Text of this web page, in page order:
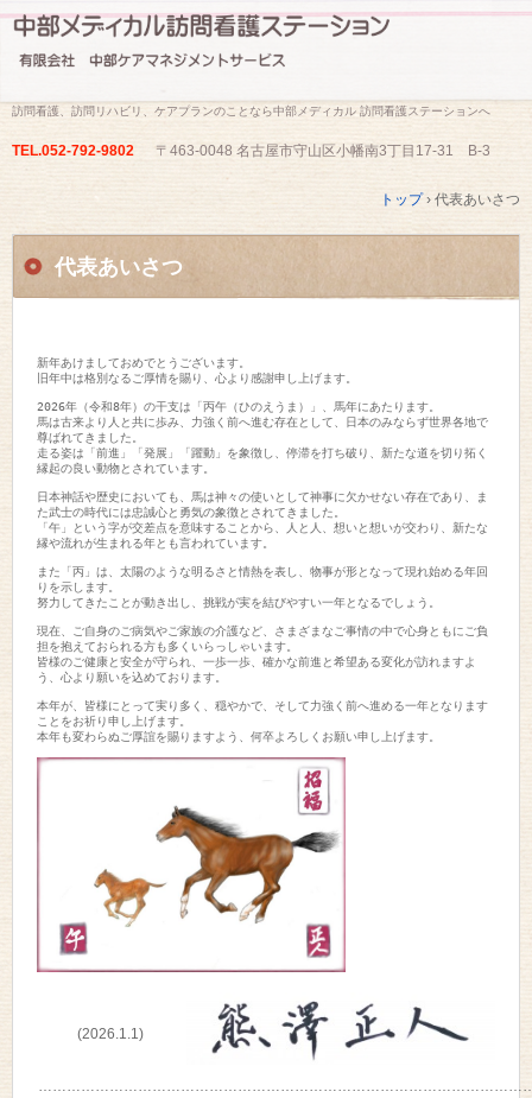
訪問看護、訪問リハビリ、ケアプランのことなら中部メディカル 訪問看護ステーションへ
TEL.052-792-9802 〒463-0048 名古屋市守山区小幡南3丁目17-31 B-3
トップ› 代表あいさつ
代表あいさつ
新年あけましておめでとうございます。
旧年中は格別なるご厚情を賜り、心より感謝申し上げます。
2026年（令和8年）の干支は「丙午（ひのえうま）」、馬年にあたります。
馬は古来より人と共に歩み、力強く前へ進む存在として、日本のみならず世界各地で
尊ばれてきました。
走る姿は「前進」「発展」「躍動」を象徴し、停滞を打ち破り、新たな道を切り拓く
縁起の良い動物とされています。
日本神話や歴史においても、馬は神々の使いとして神事に欠かせない存在であり、ま
た武士の時代には忠誠心と勇気の象徴とされてきました。
「午」という字が交差点を意味することから、人と人、想いと想いが交わり、新たな
縁や流れが生まれる年とも言われています。
また「丙」は、太陽のような明るさと情熱を表し、物事が形となって現れ始める年回
りを示します。
努力してきたことが動き出し、挑戦が実を結びやすい一年となるでしょう。
現在、ご自身のご病気やご家族の介護など、さまざまなご事情の中で心身ともにご負
担を抱えておられる方も多くいらっしゃいます。
皆様のご健康と安全が守られ、一歩一歩、確かな前進と希望ある変化が訪れますよ
う、心より願いを込めております。
本年が、皆様にとって実り多く、穏やかで、そして力強く前へ進める一年となります
ことをお祈り申し上げます。
本年も変わらぬご厚誼を賜りますよう、何卒よろしくお願い申し上げます。
(2026.1.1)